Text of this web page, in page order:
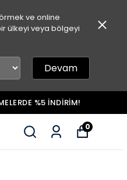
ve online
ülkeyi veya bölgeyi
Devam
%5 İNDİRİM!
0